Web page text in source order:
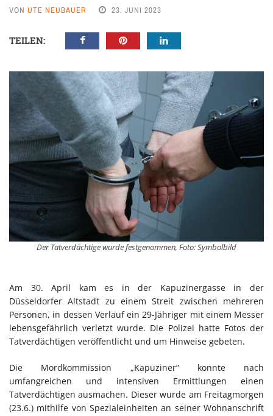
VON UTE NEUBAUER 23. JUNI 2023
TEILEN:
Der Tatverdächtige wurde festgenommen, Foto: Symbolbild
Am 30. April kam es in der Kapuzinergasse in der
Düsseldorfer Altstadt zu einem Streit zwischen mehreren
Personen, in dessen Verlauf ein 29-Jähriger mit einem Messer
lebensgefährlich verletzt wurde. Die Polizei hatte Fotos der
Tatverdächtigen veröffentlicht und um Hinweise gebeten.
Die Mordkommission „Kapuziner” konnte nach
umfangreichen und intensiven Ermittlungen einen
Tatverdächtigen ausmachen. Dieser wurde am Freitagmorgen
(23.6.) mithilfe von Spezialeinheiten an seiner Wohnanschrift